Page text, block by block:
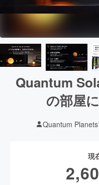
Quantum
の部屋
Quantum Planets
現